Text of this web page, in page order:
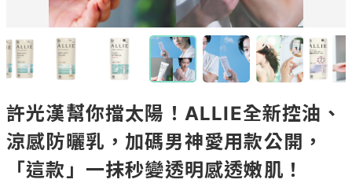
許光漢幫你擋太陽！ALLIE全新控油、
涼感防曬乳，加碼男神愛用款公開，
「這款」一抹秒變透明感透嫩肌！